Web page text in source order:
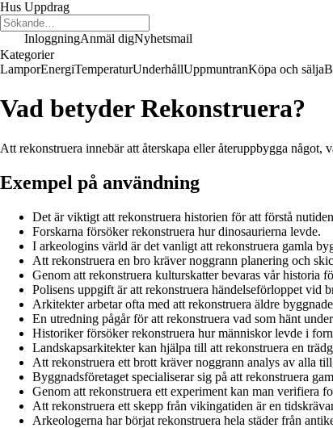
Hus Uppdrag
InloggningAnmäl digNyhetsmail
Kategorier
LamporEnergiTemperaturUnderhållUppmuntranKöpa och sälja
Vad betyder Rekonstruera?
Att rekonstruera innebär att återskapa eller återuppbygga
Exempel på användning
Det är viktigt att rekonstruera historien för att förstå
Forskarna försöker rekonstruera hur dinosaurierna levde.
I arkeologins värld är det vanligt att rekonstruera gamla
Att rekonstruera en bro kräver noggrann planering och
Genom att rekonstruera kulturskatter bevaras vår historia
Polisens uppgift är att rekonstruera händelseförloppet vid
Arkitekter arbetar ofta med att rekonstruera äldre
En utredning pågår för att rekonstruera vad som hänt
Historiker försöker rekonstruera hur människor levde i
Landskapsarkitekter kan hjälpa till att rekonstruera en
Att rekonstruera ett brott kräver noggrann analys av alla
Byggnadsföretaget specialiserar sig på att rekonstruera
Genom att rekonstruera ett experiment kan man verifiera
Att rekonstruera ett skepp från vikingatiden är en
Arkeologerna har börjat rekonstruera hela städer från